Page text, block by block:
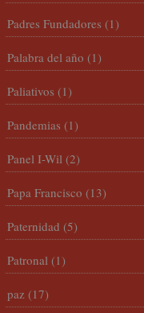
Padres Fundadores (1)
Palabra del año (1)
Paliativos (1)
Pandemias (1)
Panel I-Wil (2)
Papa Francisco (13)
Paternidad (5)
Patronal (1)
paz (17)